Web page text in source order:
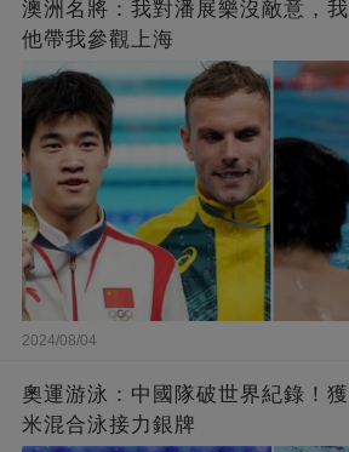
澳洲名將：我對潘展樂沒敵意，
他帶我參觀上海
2024/08/04
奧運游泳：中國隊破世界紀錄！
米混合泳接力銀牌